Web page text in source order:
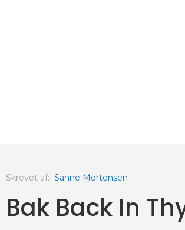
Skrevet af: Sanne Mortensen
Bak Back In